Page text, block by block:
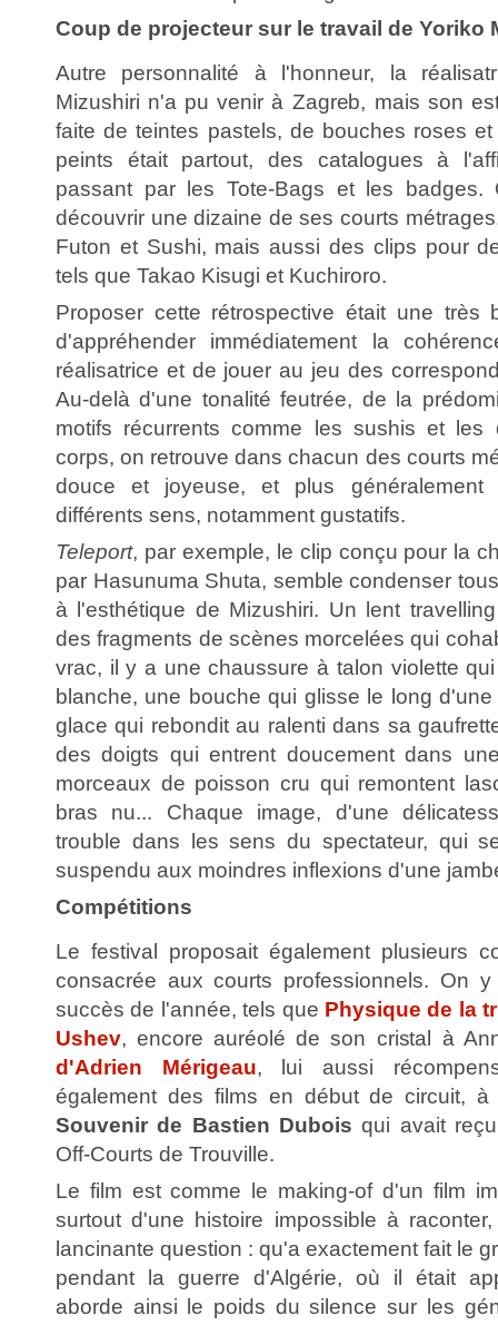
Coup de projecteur sur le travail de Yoriko
Autre personnalité à l'honneur, la
Mizushiri n'a pu venir à Zagreb, mais son
faite de teintes pastels, de bouches roses
peints était partout, des catalogues à
passant par les Tote-Bags et les
découvrir une dizaine de ses courts
Futon et Sushi, mais aussi des clips pour
tels que Takao Kisugi et Kuchiroro.
Proposer cette rétrospective était une très
d'appréhender immédiatement la
réalisatrice et de jouer au jeu des
Au-delà d'une tonalité feutrée, de la
motifs récurrents comme les sushis et les
corps, on retrouve dans chacun des courts
douce et joyeuse, et plus généralement
différents sens, notamment gustatifs.
Teleport, par exemple, le clip conçu pour la
par Hasunuma Shuta, semble condenser
à l'esthétique de Mizushiri. Un lent
des fragments de scènes morcelées qui
vrac, il y a une chaussure à talon violette
blanche, une bouche qui glisse le long
glace qui rebondit au ralenti dans sa
des doigts qui entrent doucement dans
morceaux de poisson cru qui remontent
bras nu... Chaque image, d'une
trouble dans les sens du spectateur, qui
suspendu aux moindres inflexions d'une
Compétitions
Le festival proposait également plusieurs
consacrée aux courts professionnels. On
succès de l'année, tels que Physique de la
Ushev, encore auréolé de son cristal à
d'Adrien Mérigeau, lui aussi
également des films en début de circuit,
Souvenir de Bastien Dubois qui avait
Off-Courts de Trouville.
Le film est comme le making-of d'un film
surtout d'une histoire impossible à
lancinante question : qu'a exactement fait le
pendant la guerre d'Algérie, où il était
aborde ainsi le poids du silence sur les